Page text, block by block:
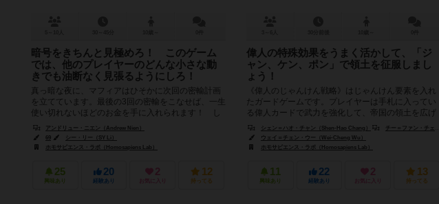
暗号をきちんと見極めろ！ このゲーム
では、他のプレイヤーのどんな小さな動
きでも油断なく見張るようにしろ！
真っ暗な夜に、マフィアはひそかに次回の密輸計画
を立てています。最後の3回の密輸をこなせば、一生
使い切れないほどのお金を手に入れられます！ し
かし、実は警察はすでにマフィアにア...
アンドリュー・ニエン（Andrew Nien）
69
シー・リー（SY Li）
ホモサピエンス・ラボ（Homosapiens Lab）
25
興味あり
20
経験あり
2
お気に入り
12
持ってる
偉人の特殊効果をうまく活かして、「ジ
ャン、ケン、ポン」で領土を征服しまし
ょう！
《偉人のじゃんけん戦略》はじゃんけん要素を入れ
たガードゲームです。プレイヤーは手札に入ってい
る偉人カードで武力を強化して、帝国の領土を広げ
ていきます。または、文化と科技を発展...
シェン＝ハオ・チャン（Shen-Hao Chang） チー＝ファン・チェン（Chih-Fan Chen）
ウェイ＝チェン・ウー（Wei-Cheng Wu）
ホモサピエンス・ラボ（Homosapiens Lab）
11
興味あり
22
経験あり
2
お気に入り
13
持ってる